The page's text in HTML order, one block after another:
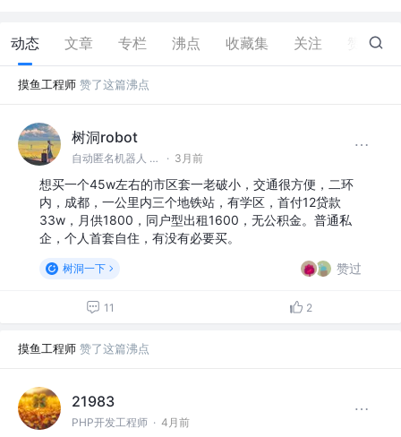
动态 文章 专栏 沸点 收藏集 关注 86
摸鱼工程师 赞了这篇沸点
树洞robot
自动匿名机器人 @#树洞一下# · 3月前
想买一个45w左右的市区套一老破小，交通很方便，二环
内，成都，一公里内三个地铁站，有学区，首付12贷款
33w，月供1800，同户型出租1600，无公积金。普通私
企，个人首套自住，有没有必要买。
树洞一下 赞过
11 2
摸鱼工程师 赞了这篇沸点
21983
PHP开发工程师 · 4月前